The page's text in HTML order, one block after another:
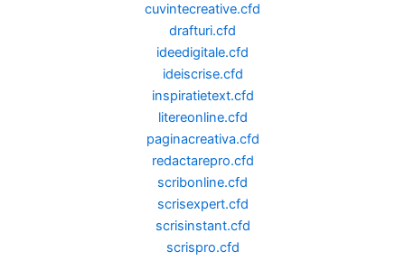
cuvintecreative.cfd
drafturi.cfd
ideedigitale.cfd
ideiscrise.cfd
inspiratietext.cfd
litereonline.cfd
paginacreativa.cfd
redactarepro.cfd
scribonline.cfd
scrisexpert.cfd
scrisinstant.cfd
scrispro.cfd